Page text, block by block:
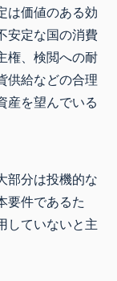
は価値のある効
安定な国の消費
権、検閲への耐
供給などの合理
産を望んでいる
部分は投機的な
要件であるた
していないと主